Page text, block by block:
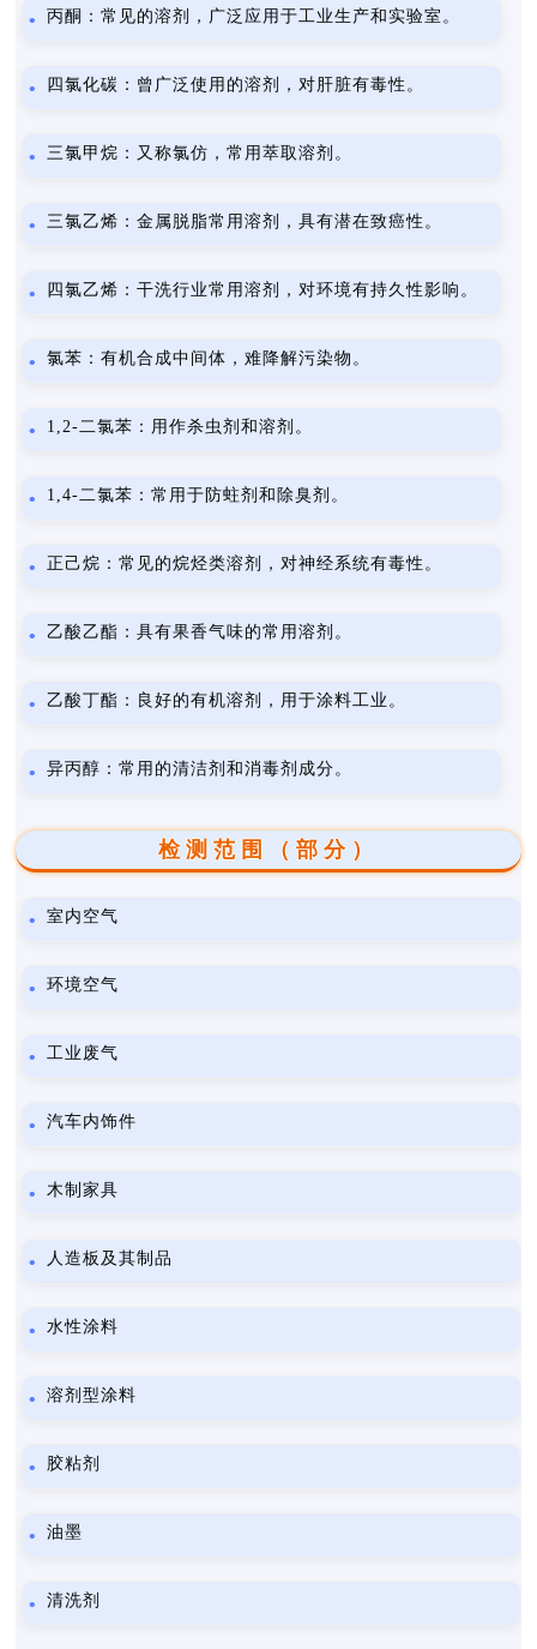
丙酮：常见的溶剂，广泛应用于工业生产和实验室。
四氯化碳：曾广泛使用的溶剂，对肝脏有毒性。
三氯甲烷：又称氯仿，常用萃取溶剂。
三氯乙烯：金属脱脂常用溶剂，具有潜在致癌性。
四氯乙烯：干洗行业常用溶剂，对环境有持久性影响。
氯苯：有机合成中间体，难降解污染物。
1,2-二氯苯：用作杀虫剂和溶剂。
1,4-二氯苯：常用于防蛀剂和除臭剂。
正己烷：常见的烷烃类溶剂，对神经系统有毒性。
乙酸乙酯：具有果香气味的常用溶剂。
乙酸丁酯：良好的有机溶剂，用于涂料工业。
异丙醇：常用的清洁剂和消毒剂成分。
检测范围（部分）
室内空气
环境空气
工业废气
汽车内饰件
木制家具
人造板及其制品
水性涂料
溶剂型涂料
胶粘剂
油墨
清洗剂